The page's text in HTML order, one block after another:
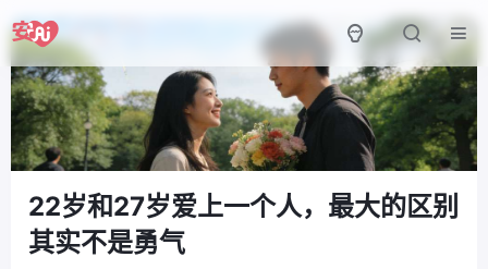
22岁和27岁爱上一个人，最大的区别
其实不是勇气